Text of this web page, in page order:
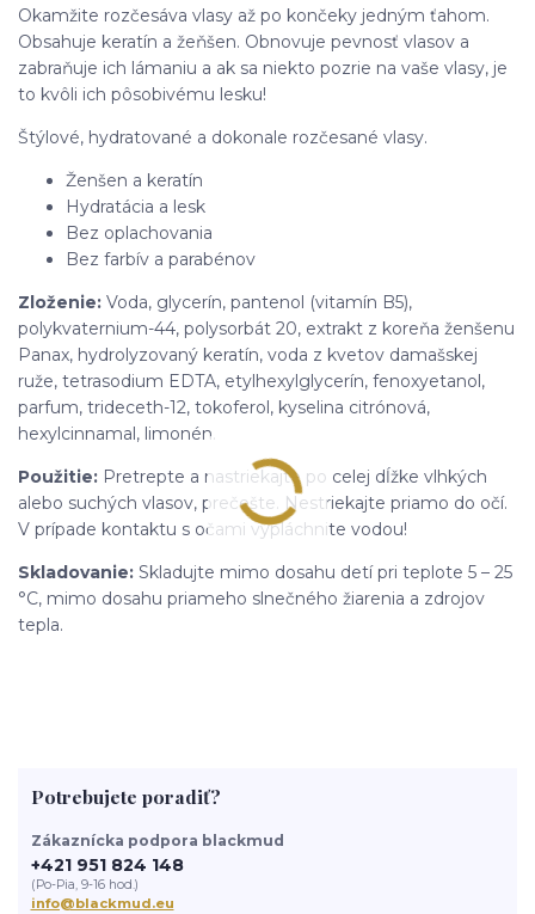
Okamžite rozčesáva vlasy až po končeky jedným ťahom.
Obsahuje keratín a žeňšen. Obnovuje pevnosť vlasov a
zabraňuje ich lámaniu a ak sa niekto pozrie na vaše vlasy, je
to kvôli ich pôsobivému lesku!
Štýlové, hydratované a dokonale rozčesané vlasy.
Ženšen a keratín
Hydratácia a lesk
Bez oplachovania
Bez farbív a parabénov
Zloženie: Voda, glycerín, pantenol (vitamín B5),
polykvaternium-44, polysorbát 20, extrakt z koreňa ženšenu
Panax, hydrolyzovaný keratín, voda z kvetov damašskej
ruže, tetrasodium EDTA, etylhexylglycerín, fenoxyetanol,
parfum, trideceth-12, tokoferol, kyselina citrónová,
hexylcinnamal, limonén.
Použitie: Pretrepte a nastriekajte po celej dĺžke vlhkých
alebo suchých vlasov, prečešte. Nestriekajte priamo do očí.
V prípade kontaktu s očami vypláchnite vodou!
Skladovanie: Skladujte mimo dosahu detí pri teplote 5 – 25
°C, mimo dosahu priameho slnečného žiarenia a zdrojov
tepla.
Potrebujete poradiť?
Zákaznícka podpora blackmud
+421 951 824 148
(Po-Pia, 9-16 hod.)
info@blackmud.eu